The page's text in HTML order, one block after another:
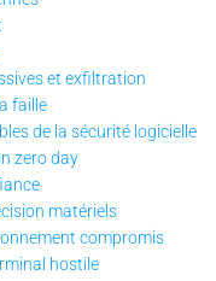
et exfiltration
faille
de la sécurité logicielle
zero day
matériels
compromis
hostile